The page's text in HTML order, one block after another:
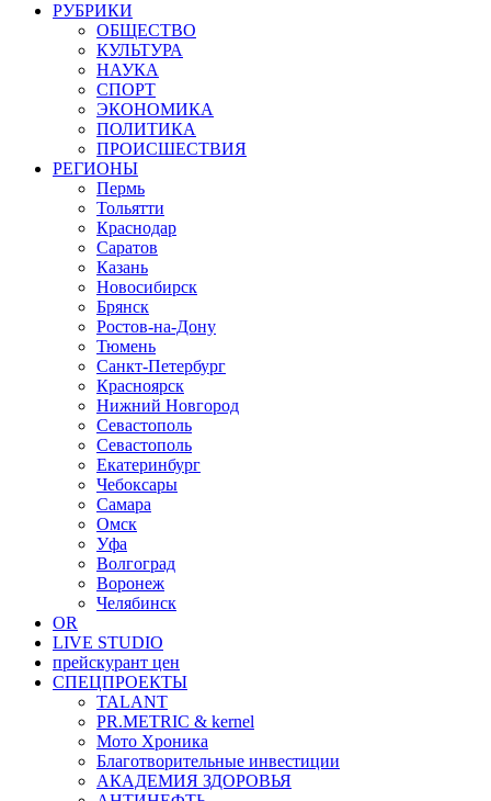
РУБРИКИ
ОБЩЕСТВО
КУЛЬТУРА
НАУКА
СПОРТ
ЭКОНОМИКА
ПОЛИТИКА
ПРОИСШЕСТВИЯ
РЕГИОНЫ
Пермь
Тольятти
Краснодар
Саратов
Казань
Новосибирск
Брянск
Ростов-на-Дону
Тюмень
Санкт-Петербург
Красноярск
Нижний Новгород
Севастополь
Севастополь
Екатеринбург
Чебоксары
Самара
Омск
Уфа
Волгоград
Воронеж
Челябинск
OR
LIVE STUDIO
прейскурант цен
СПЕЦПРОЕКТЫ
TALANT
PR.METRIC & kernel
Мото Хроника
Благотворительные инвестиции
АКАДЕМИЯ ЗДОРОВЬЯ